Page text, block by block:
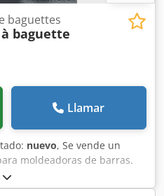
baguettes
à baguette
Llamar
nuevo, Se vende un
moldeadoras de barras.
BONGARD - MERAND
EURO2000 - BERTRAND